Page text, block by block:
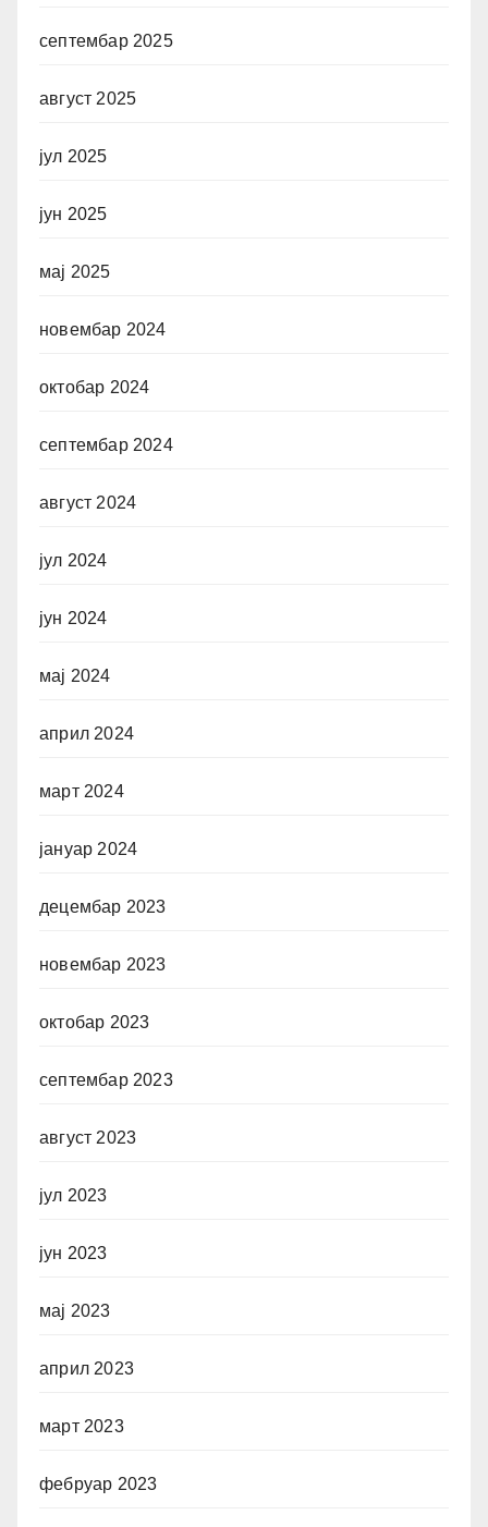
септембар 2025
август 2025
јул 2025
јун 2025
мај 2025
новембар 2024
октобар 2024
септембар 2024
август 2024
јул 2024
јун 2024
мај 2024
април 2024
март 2024
јануар 2024
децембар 2023
новембар 2023
октобар 2023
септембар 2023
август 2023
јул 2023
јун 2023
мај 2023
април 2023
март 2023
фебруар 2023